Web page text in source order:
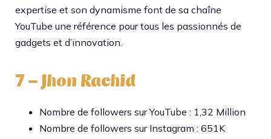
expertise et son dynamisme font de sa chaîne
YouTube une référence pour tous les passionnés de
gadgets et d’innovation.​
7 – Jhon Rachid
Nombre de followers sur YouTube : 1,32 Million
Nombre de followers sur Instagram : 651K